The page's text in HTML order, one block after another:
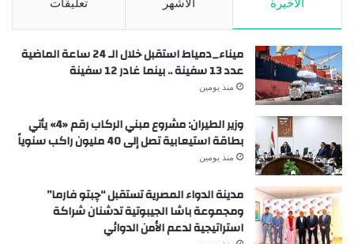
ميناء_دمياط استقبل خلال الـ 24 ساعة الماضية
عدد 13 سفينة .. بينما غادر 12 سفينة
منذ يومين
وزير الطيران: مشروع مبني الركاب رقم «4» يأتي
بطاقة استيعابية تصل إلى 40 مليون راكب سنوياً
منذ يومين
مدينة الدواء المصرية تستقبل “چبتو فارما”
ومجموعة باشا الجيبوتية تدشنان شراكة
استراتيجية لدعم الأمن الدوائي